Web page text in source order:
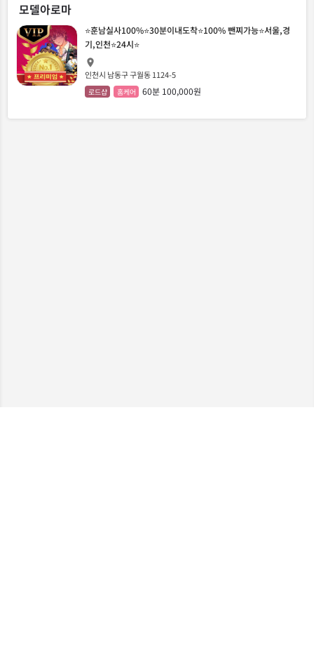
모델아로마
⭐훈남실사100%⭐30분이내도착⭐100% 뺀찌가능⭐서울,경
기,인천⭐24시⭐
인천시 남동구 구월동 1124-5
로드샵 홈케어 60분 100,000원